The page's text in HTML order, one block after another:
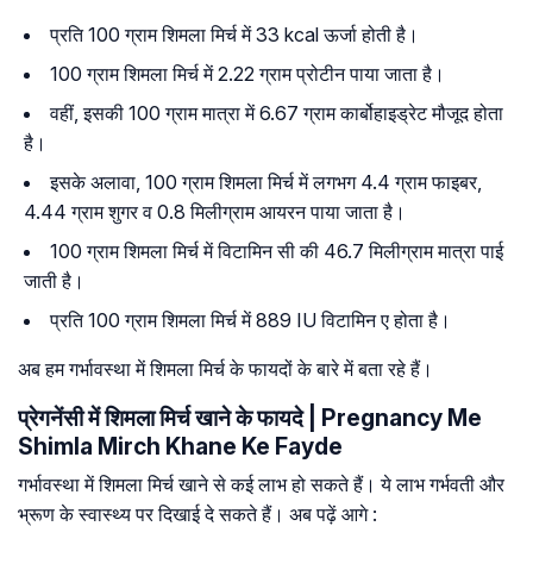
प्रति 100 ग्राम शिमला मिर्च में 33 kcal ऊर्जा होती है।
100 ग्राम शिमला मिर्च में 2.22 ग्राम प्रोटीन पाया जाता है।
वहीं, इसकी 100 ग्राम मात्रा में 6.67 ग्राम कार्बोहाइड्रेट मौजूद होता
है।
इसके अलावा, 100 ग्राम शिमला मिर्च में लगभग 4.4 ग्राम फाइबर,
4.44 ग्राम शुगर व 0.8 मिलीग्राम आयरन पाया जाता है।
100 ग्राम शिमला मिर्च में विटामिन सी की 46.7 मिलीग्राम मात्रा पाई
जाती है।
प्रति 100 ग्राम शिमला मिर्च में 889 IU विटामिन ए होता है।
अब हम गर्भावस्था में शिमला मिर्च के फायदों के बारे में बता रहे हैं।
प्रेगनेंसी में शिमला मिर्च खाने के फायदे | Pregnancy Me
Shimla Mirch Khane Ke Fayde
गर्भावस्था में शिमला मिर्च खाने से कई लाभ हो सकते हैं। ये लाभ गर्भवती और
भ्रूण के स्वास्थ्य पर दिखाई दे सकते हैं। अब पढ़ें आगे :